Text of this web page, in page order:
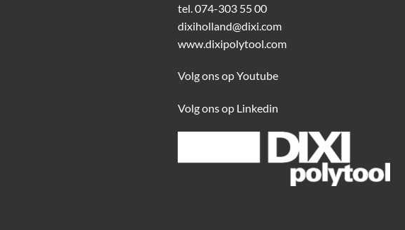
tel. 074-303 55 00
dixiholland@dixi.com
www.dixipolytool.com
Volg ons op Youtube
Volg ons op Linkedin